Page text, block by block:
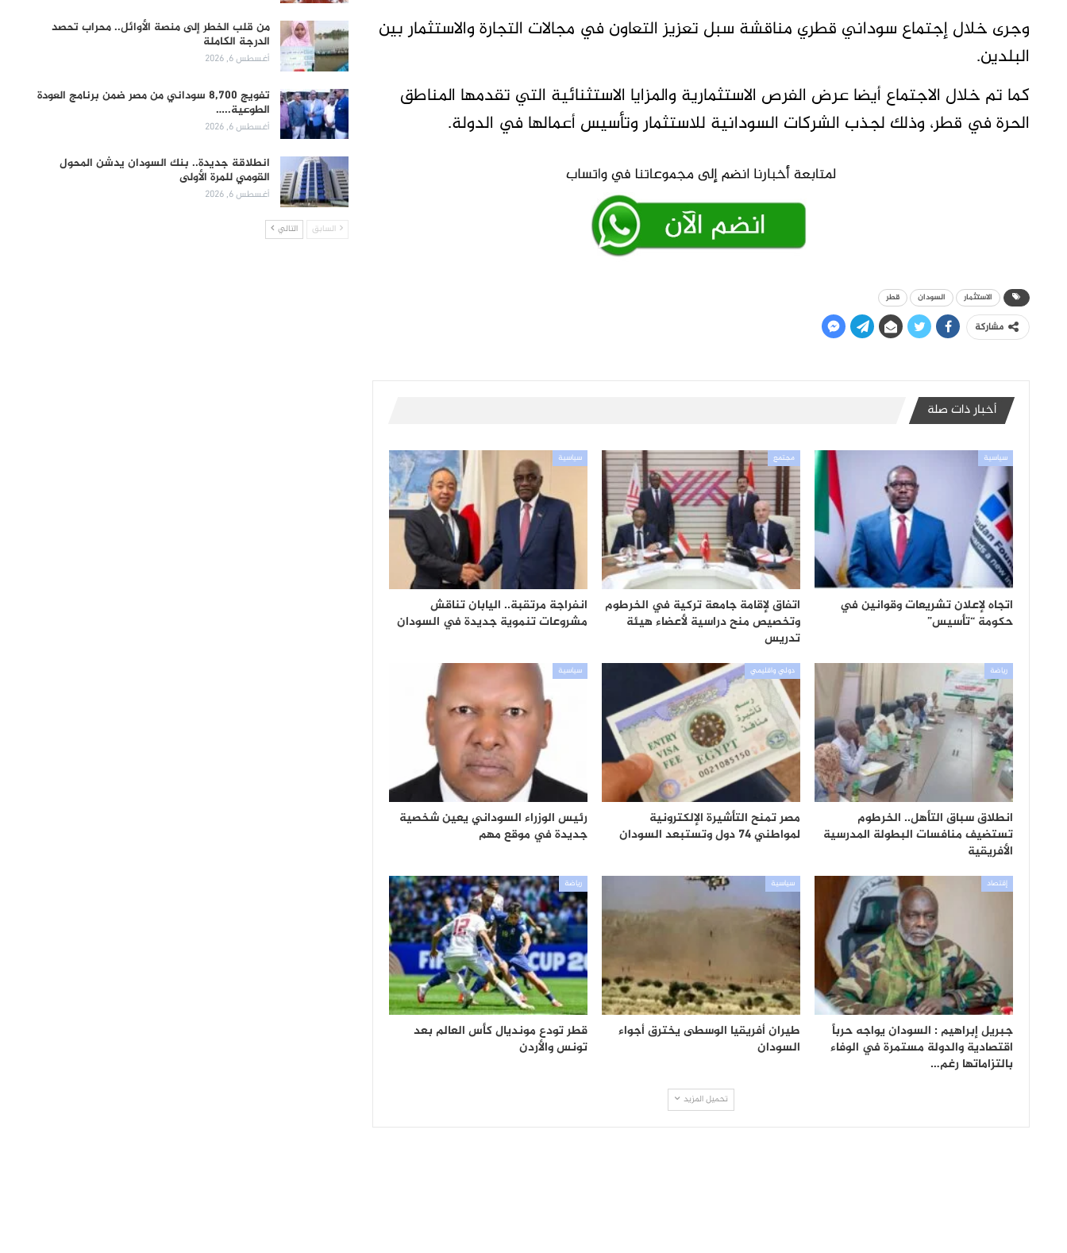
وجرى خلال إجتماع سوداني قطري مناقشة سبل تعزيز التعاون في مجالات التجارة والاستثمار بين
البلدين.
كما تم خلال الاجتماع أيضا عرض الفرص الاستثمارية والمزايا الاستثنائية التي تقدمها المناطق
الحرة في قطر، وذلك لجذب الشركات السودانية للاستثمار وتأسيس أعمالها في الدولة.
الاستثمار السودان قطر
مشاركة
أخبار ذات صلة
سياسية
اتجاه لإعلان تشريعات وقوانين في
حكومة “تأسيس”
مجتمع
اتفاق لإقامة جامعة تركية في الخرطوم
وتخصيص منح دراسية لأعضاء هيئة
تدريس
سياسية
انفراجة مرتقبة.. اليابان تناقش
مشروعات تنموية جديدة في السودان
رياضة
انطلاق سباق التأهل.. الخرطوم
تستضيف منافسات البطولة المدرسية
الأفريقية
دولي واقليمي
مصر تمنح التأشيرة الإلكترونية
لمواطني 74 دول وتستبعد السودان
سياسية
رئيس الوزراء السوداني يعين شخصية
جديدة في موقع مهم
إقتصاد
جبريل إبراهيم : السودان يواجه حرباً
اقتصادية والدولة مستمرة في الوفاء
بالتزاماتها رغم…
سياسية
طيران أفريقيا الوسطى يخترق أجواء
السودان
رياضة
قطر تودع مونديال كأس العالم بعد
تونس والأردن
تحميل المزيد
من قلب الخطر إلى منصة الأوائل.. محراب تحصد
الدرجة الكاملة
أغسطس 6, 2026
تفويج 8,700 سوداني من مصر ضمن برنامج العودة
الطوعية..…
أغسطس 6, 2026
انطلاقة جديدة.. بنك السودان يدشن المحول
القومي للمرة الأولى
أغسطس 6, 2026
السابق التالي